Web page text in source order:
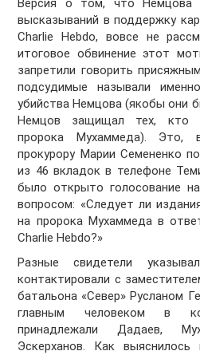
Версия о том, что Немцова
высказываний в поддержку
Charlie Hebdo, вовсе не
итоговое обвинение этот
запретили говорить
подсудимые называли
убийства Немцова (якобы они
Немцов защищал тех, кто
пророка Мухаммеда). Это,
прокурору Марии Семененко
из 46 вкладок в телефоне
было открыто голосование
вопросом: «Следует ли
на пророка Мухаммеда в
Charlie Hebdo?»
Разные свидетели
контактировали с
батальона «Север» Русланом
главным человеком в
принадлежали Дадаев,
Эскерханов. Как